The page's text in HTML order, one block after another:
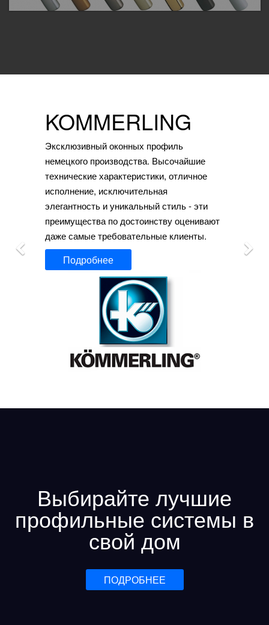
KOMMERLING
Эксклюзивный оконных профиль
немецкого производства. Высочайшие
технические характеристики, отличное
исполнение, исключительная
элегантность и уникальный стиль - эти
преимущества по достоинству оценивают
даже самые требовательные клиенты.
Подробнее
Выбирайте лучшие
профильные системы в
свой дом
ПОДРОБНЕЕ